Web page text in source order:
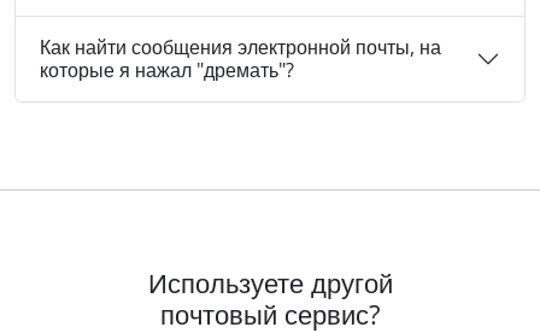
Как найти сообщения электронной почты, на
которые я нажал "дремать"?
Используете другой
почтовый сервис?